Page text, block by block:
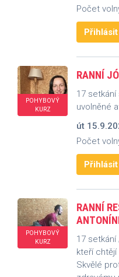
Počet
Přihlásit
POHYBOVÝ
KURZ
RANNÍ
17
uvolněné
út
Počet
Přihlásit
POHYBOVÝ
KURZ
RANNÍ
17 setkání
kteří
Skvělé